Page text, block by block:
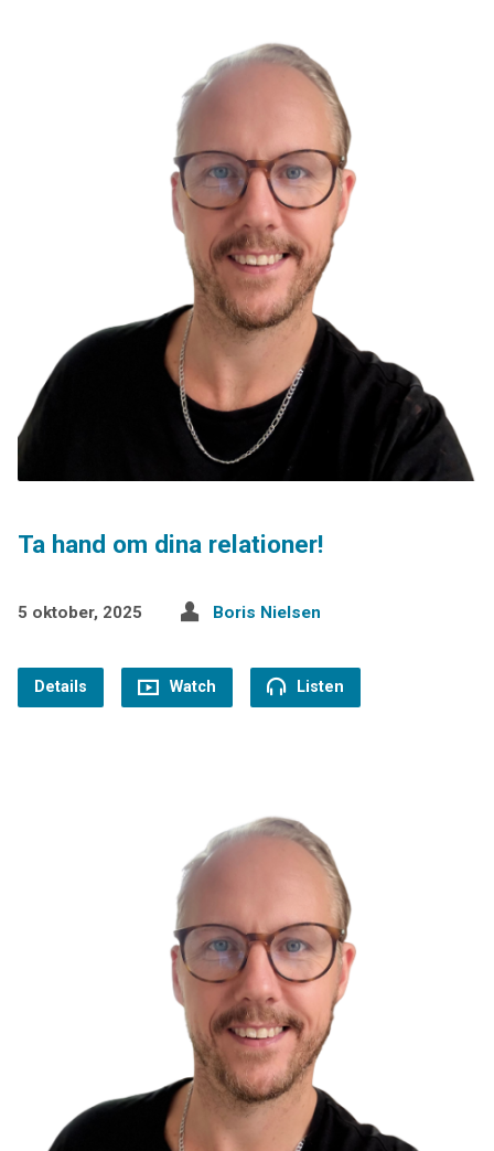
Ta hand om dina relationer!
5 oktober, 2025 Boris Nielsen
Details Watch Listen